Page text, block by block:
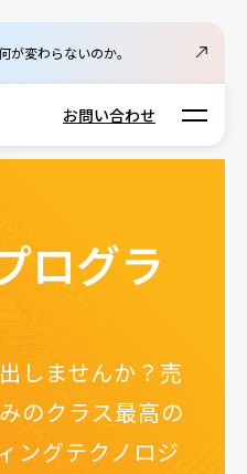
変わらないのか。
お問い合わせ Open
ログラ
しませんか？売
のクラス最高の
ングテクノロジ